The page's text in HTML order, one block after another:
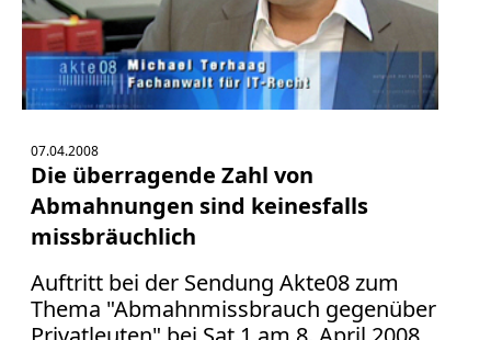
07.04.2008
Die überragende Zahl von
Abmahnungen sind keinesfalls
missbräuchlich
Auftritt bei der Sendung Akte08 zum
Thema "Abmahnmissbrauch gegenüber